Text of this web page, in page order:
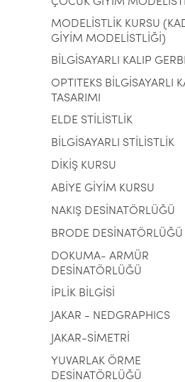
MODELİSTLİK KURSU
GİYİM MODELİSTLİĞİ)
BİLGİSAYARLI KALIP
OPTITEKS BİLGİSAYARLI
TASARIMI
ELDE STİLİSTLİK
BİLGİSAYARLI STİLİSTLİK
DİKİŞ KURSU
ABİYE GİYİM KURSU
NAKIŞ DESİNATÖRLÜĞÜ
BRODE DESİNATÖRLÜĞÜ
DOKUMA- ARMÜR
DESİNATÖRLÜĞÜ
İPLİK BİLGİSİ
JAKAR - NEDGRAPHICS
JAKAR-SİMETRİ
YUVARLAK ÖRME
DESİNATÖRLÜĞÜ